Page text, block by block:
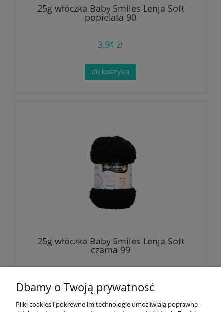
25g włóczka Baby Smiles Lenja Soft
popielata 90
3,94 zł
do koszyka
25g włóczka Baby Smiles Lenja Soft
czarna 99
do koszyka
Dbamy o Twoją prywatność
Pliki cookies i pokrewne im technologie umożliwiają poprawne